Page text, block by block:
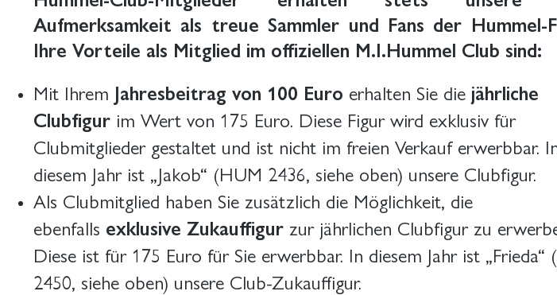
Aufmerksamkeit als treue Sammler und Fans der Hummel-
Ihre Vorteile als Mitglied im offiziellen M.I.Hummel Club sind:
Mit Ihrem Jahresbeitrag von 100 Euro erhalten Sie die jährliche
Clubfigur im Wert von 175 Euro. Diese Figur wird exklusiv für
Clubmitglieder gestaltet und ist nicht im freien Verkauf erwerbbar.
diesem Jahr ist „Jakob“ (HUM 2436, siehe oben) unsere Clubfigur.
Als Clubmitglied haben Sie zusätzlich die Möglichkeit, die
ebenfalls exklusive Zukauffigur zur jährlichen Clubfigur zu
Diese ist für 175 Euro für Sie erwerbbar. In diesem Jahr ist „Frieda“
2450, siehe oben) unsere Club-Zukauffigur.